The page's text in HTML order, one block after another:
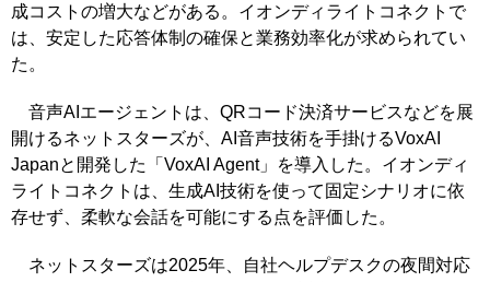
成コストの増大などがある。イオンディライトコネクトで
は、安定した応答体制の確保と業務効率化が求められてい
た。
音声AIエージェントは、QRコード決済サービスなどを展
開けるネットスターズが、AI音声技術を手掛けるVoxAI
Japanと開発した「VoxAI Agent」を導入した。イオンディ
ライトコネクトは、生成AI技術を使って固定シナリオに依
存せず、柔軟な会話を可能にする点を評価した。
ネットスターズは2025年、自社ヘルプデスクの夜間対応